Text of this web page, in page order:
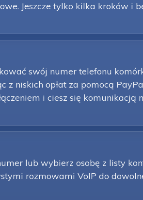
Jeszcze tylko kilka kroków i
swój numer telefonu
z niskich opłat za pomocą
i ciesz się komunikacją
lub wybierz osobę z listy
rozmowami VoIP do